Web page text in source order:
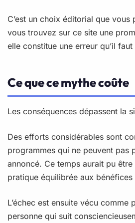
C’est un choix éditorial que vous
vous trouvez sur ce site une
elle constitue une erreur qu’il
Ce que ce mythe coûte
Les conséquences dépassent la
Des efforts considérables sont
programmes qui ne peuvent pas
annoncé. Ce temps aurait pu
pratique équilibrée aux
L’échec est ensuite vécu comme
personne qui suit